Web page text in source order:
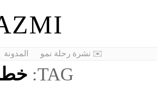
✉️ نشرة رحلة نمو المدونة
TAG: